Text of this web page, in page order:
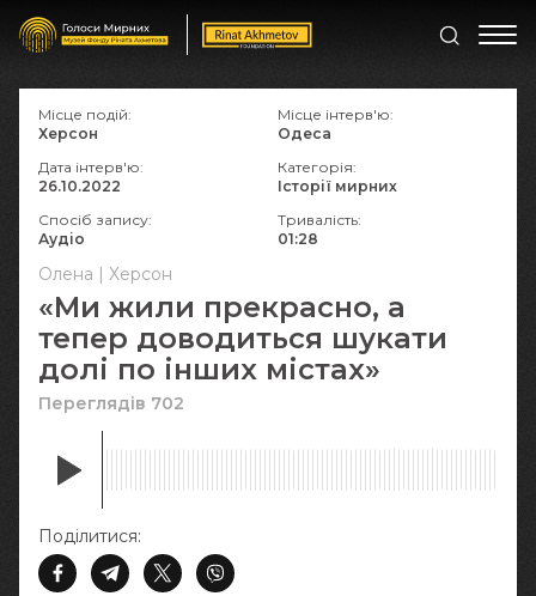
Олена | Херсон
«Ми жили прекрасно, а
тепер доводиться шукати
долі по інших містах»
Переглядів 702
Поділитися:
Місце подій:
Херсон
Місце інтерв'ю:
Одеса
Дата інтерв'ю:
26.10.2022
Категорія:
Історії мирних
Спосіб запису:
Аудіо
Тривалість:
01:28